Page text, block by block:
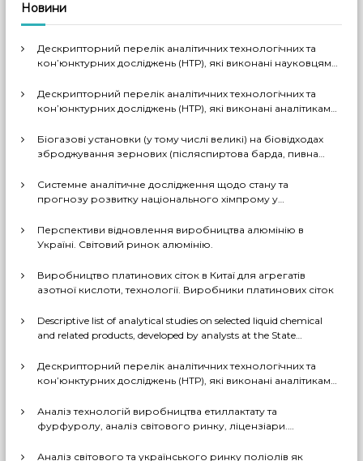
Новини
Дескрипторний перелік аналітичних технологічних та
кон’юнктурних досліджень (НТР), які виконані науковцями
Дескрипторний перелік аналітичних технологічних та
кон’юнктурних досліджень (НТР), які виконані аналітиками
Біогазові установки (у тому числі великі) на біовідходах
зброджування зернових (післяспиртова барда, пивна
рішення, комерціалізовані технології, комбіновані схеми
з отриманням проміжних і товарних продуктів (очищений
добрива тощо). Перспективи комерційного
впровадження цих технологій в Україні
Системне аналітичне дослідження щодо стану та
прогнозу розвитку національного хімпрому у
декількома можливими сценаріями
Перспективи відновлення виробництва алюмінію в
Україні. Світовий ринок алюмінію.
Виробництво платинових сіток в Китаї для агрегатів
азотної кислоти, технології. Виробники платинових сіток
Descriptive list of analytical studies on selected liquid chemical
and related products, developed by analysts at the State
Economic Information in the Chemical Industry» in 2023-2025
(EN version)
Дескрипторний перелік аналітичних технологічних та
кон’юнктурних досліджень (НТР), які виконані аналітиками
Аналіз технологій виробництва етиллактату та
фурфуролу, аналіз світового ринку, ліцензіари.
Україні
Аналіз світового та українського ринку поліолів як